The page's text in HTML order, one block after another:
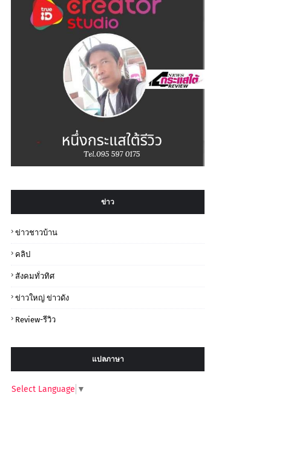
ข่าว
ข่าวชาวบ้าน
คลิป
สังคมทั่วทิศ
ข่าวใหญ่ ข่าวดัง
Review-รีวิว
แปลภาษา
Select Language ▼